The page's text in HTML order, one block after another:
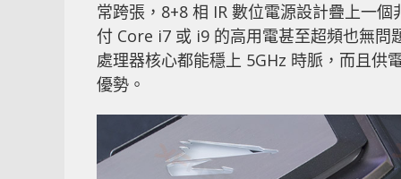
常跨張，8+8 相 IR 數位電源設計疊上一
付 Core i7 或 i9 的高用電甚至超頻也無問
處理器核心都能穩上 5GHz 時脈，而且供
優勢。